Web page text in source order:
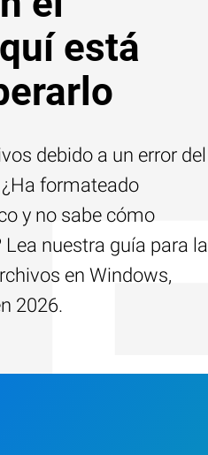
está
debido a un error del
formateado
y no sabe cómo
nuestra guía para la
en Windows,
2026.